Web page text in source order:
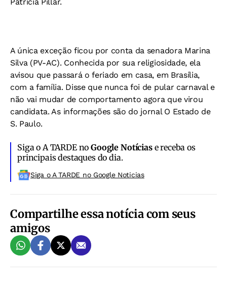
A única exceção ficou por conta da senadora Marina
Silva (PV-AC). Conhecida por sua religiosidade, ela
avisou que passará o feriado em casa, em Brasília,
com a família. Disse que nunca foi de pular carnaval e
não vai mudar de comportamento agora que virou
candidata. As informações são do jornal O Estado de
S. Paulo.
Siga o A TARDE noGoogle Notíciase receba os
principais destaques do dia.
Siga o A TARDE no Google Noticias
Compartilhe essa notícia com seus
amigos